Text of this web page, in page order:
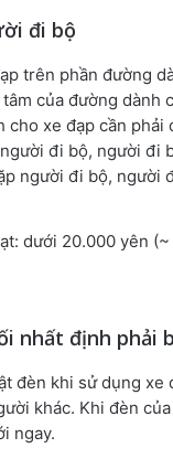
đi bộ
trên phần đường
của đường dành
cho xe đạp cần phải
đi bộ, người đi
người đi bộ, người
dưới 20.000 yên
nhất định phải
đèn khi sử dụng xe
khác. Khi đèn
ngay.